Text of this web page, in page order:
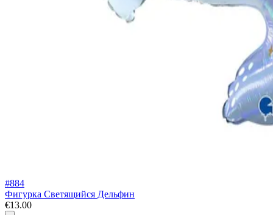
#884
Фигурка Светящийся Дельфин
€13.00